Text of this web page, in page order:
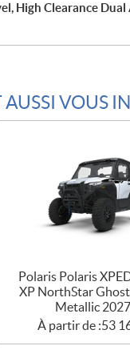
High Clearance
VOUS
Polaris Polaris
XP NorthStar
Metallic 2027
À partir de :53